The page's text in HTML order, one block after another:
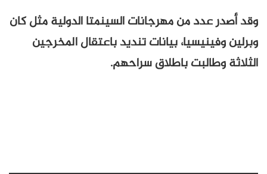
وقد أصدر عدد من مهرجانات السينمتا الدولية مثل كان
وبرلين وفينيسيا، بيانات تنديد باعتقال المخرجين
الثلاثة وطالبت باطلاق سراحهم.